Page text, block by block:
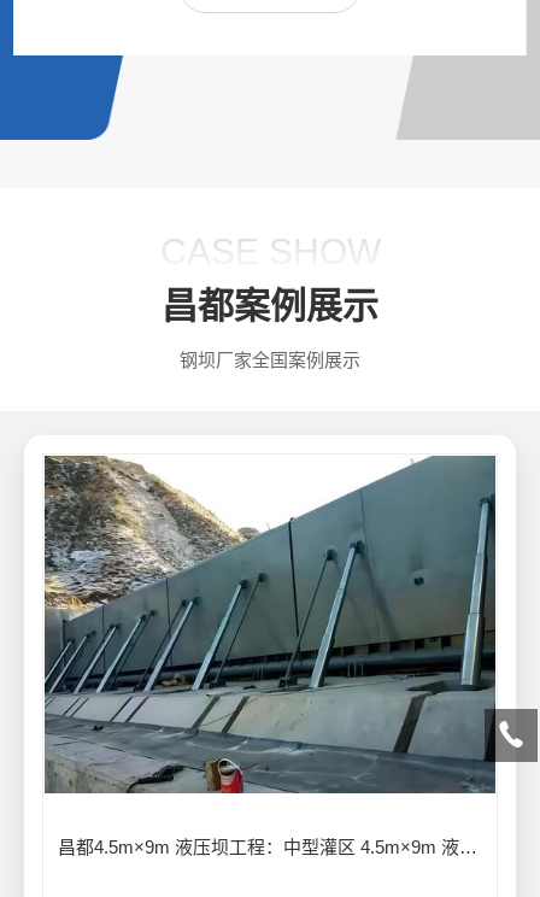
CASE SHOW
昌都案例展示
钢坝厂家全国案例展示
昌都4.5m×9m 液压坝工程：中型灌区 4.5m×9m 液压坝输水灌溉工程案例